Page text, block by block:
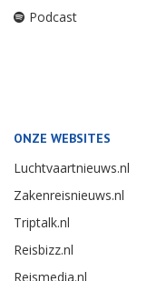
Podcast
ONZE WEBSITES
Luchtvaartnieuws.nl
Zakenreisnieuws.nl
Triptalk.nl
Reisbizz.nl
Reismedia.nl